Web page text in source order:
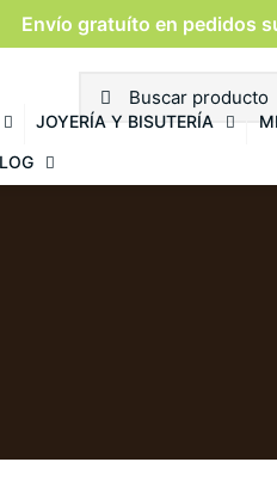
Envío gratuíto en pedidos
JOYERÍA Y BISUTERÍA